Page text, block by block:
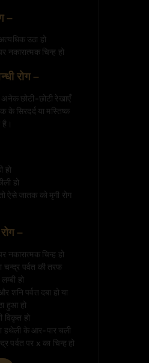
–
उठा हो
नकारात्मक चिन्ह हो
रोग –
अनेक छोटी-छोटी रेखाएँ
के सिरदर्द या मस्तिष्क
है।
हो
हो
ऐसे जातक को मृगी रोग
–
नकारात्मक चिन्ह हो
चन्द्र पर्वत की तरफ
हो
शनि पर्वत दबा हो या
हुआ हो
विकृत हो
हथेली के आर-पार चली
पर्वत पर x का चिन्ह हो